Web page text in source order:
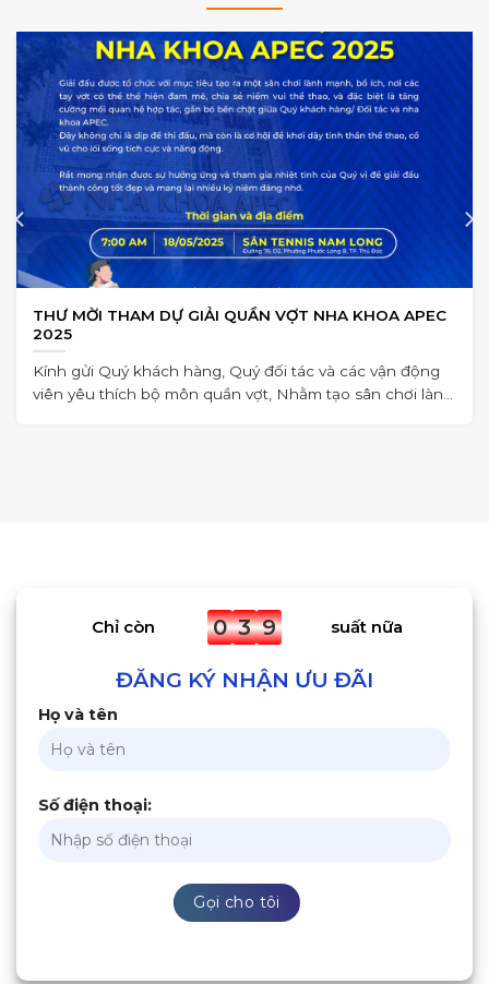
THƯ MỜI THAM DỰ GIẢI QUẦN VỢT NHA KHOA APEC
2025
Kính gửi Quý khách hàng, Quý đối tác và các vận động
viên yêu thích bộ môn quần vợt, Nhằm tạo sân chơi lành
Chỉ còn 0 3 9 suất nữa
ĐĂNG KÝ NHẬN ƯU ĐÃI
Họ và tên
Số điện thoại: